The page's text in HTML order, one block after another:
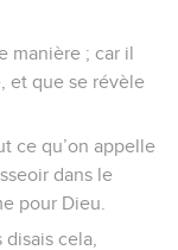
manière ; car il
et que se révèle
ce qu’on appelle
dans le
pour Dieu.
cela,